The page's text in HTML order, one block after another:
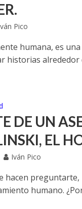
Pico
humana, es
historias
DE UN
EL
Iván Pico
hacen
humano.